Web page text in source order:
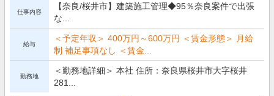
仕事内容
【奈良/桜井市】建築施工管理◆95％奈良案件で出張
な...
給与
＜予定年収＞ 400万円～600万円 ＜賃金形態＞ 月給
制 補足事項なし ＜賃金...
勤務地
＜勤務地詳細＞ 本社 住所：奈良県桜井市大字桜井
281...